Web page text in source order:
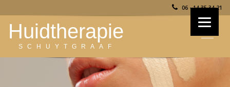
06 - 14 35 34 21
Huidtherapie
SCHUYTGRAAF